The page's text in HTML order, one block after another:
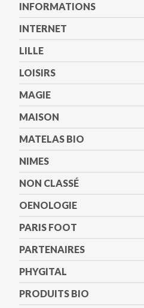
INFORMATIONS
INTERNET
LILLE
LOISIRS
MAGIE
MAISON
MATELAS BIO
NIMES
NON CLASSÉ
OENOLOGIE
PARIS FOOT
PARTENAIRES
PHYGITAL
PRODUITS BIO